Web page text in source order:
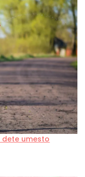
dete umesto